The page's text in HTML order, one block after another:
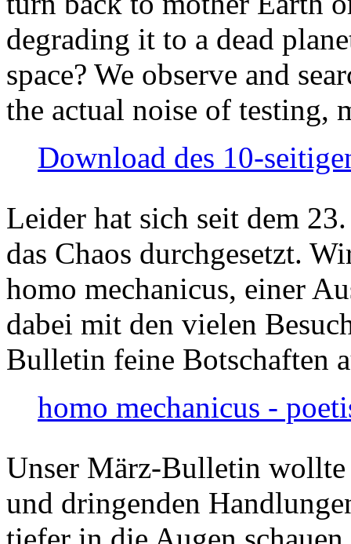
degrading it to a dead
space? We observe and
the actual noise of testing,
Download des 10-
Leider hat sich seit dem
das Chaos durchgesetzt.
homo mechanicus, einer
dabei mit den vielen
Bulletin feine Botschaften
homo mechanicus -
Unser März-Bulletin
und dringenden